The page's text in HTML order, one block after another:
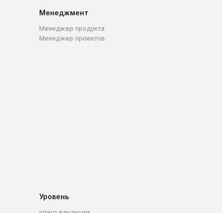
Менеджмент
Менеджер продукта
Менеджер проектов
Уровень